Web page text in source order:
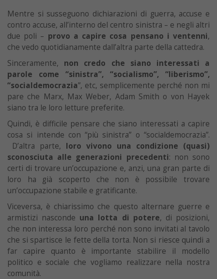
Mentre si susseguono dichiarazioni di guerra, accuse e
contro accuse, all’interno del centro sinistra – e negli altri
due poli – provo a capire cosa pensano i ventenni,
che vedo quotidianamente dall’altra parte della cattedra.
Sinceramente, non credo che siano interessati a
parole come “sinistra”, “socialismo”, “liberismo”,
“socialdemocrazia”, etc, semplicemente perché non mi
pare che Marx, Max Weber, Adam Smith o von Hayek
siano tra le loro letture preferite.
Quindi, è difficile pensare che siano interessati a capire
cosa si intende con “più sinistra” o “socialdemocrazia”.
D’altra parte, loro vivono una condizione (quasi)
sconosciuta alle generazioni precedenti: non sono
certi di trovare un’occupazione e, anzi, una gran parte di
loro ha già scoperto che non è possibile trovare
un’occupazione stabile e gratificante.
Viceversa, è chiarissimo che questo alternare guerre e
armistizi nasconde una lotta di potere, di posizioni,
che non interessa loro perché non sono invitati al tavolo
che si spartisce le fette della torta. Non si riesce quindi a
far capire quanto è importante stabilire il modello
politico e sociale che vogliamo realizzare nella nostra
comunità.